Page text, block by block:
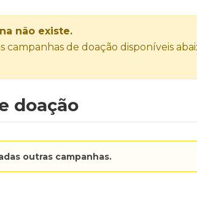
não existe.
campanhas de doação disponíveis
doação
outras campanhas.